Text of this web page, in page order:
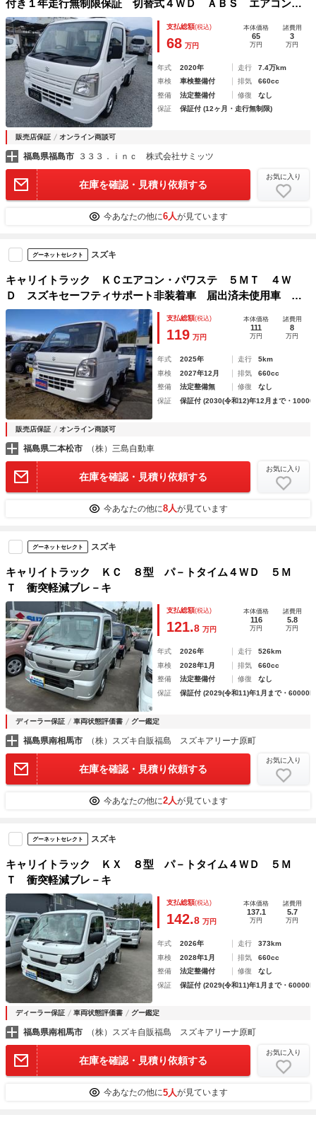
付き１年走行無制限保証 切替式４ＷＤ ＡＢＳ エアコン
パワステ ＥＴＣ Ｗエアバック ヘッドライトレベライザ
ー ５速マニュアル １２Ｖ１２０Ｗシガーソケット 荷台ゴ
ムマット ラジオ
支払総額(税込)
68 万円
本体価格
65
万円
諸費用
3
万円
年式 2020年 走行
7.4万km
車検
車検整備付 排気
660cc
整備
法定整備付 修復
なし
保証
保証付 (12ヶ月・走行無制限)
販売店保証 オンライン商談可
福島県福島市 ３３３．ｉｎｃ 株式会社サミッツ
在庫を確認・見積り依頼する
お気に入り
今あなたの他に6人が見ています
グーネットセレクト スズキ
キャリイトラック ＫＣエアコン・パワステ ５ＭＴ ４Ｗ
Ｄ スズキセーフティサポート非装着車 届出済未使用車 パ
ワーウインドー キーレス リヤコーナーセンサー マニュア
ル（ＭＴ）５速 修復歴無し オートライト アイドリングス
トップ
支払総額(税込)
119 万円
本体価格
111
万円
諸費用
8
万円
年式 2025年 走行
5km
車検
2027年12月 排気
660cc
整備
法定整備無 修復
なし
保証
保証付 (2030(令和12)年12月まで・
販売店保証 オンライン商談可
福島県二本松市 （株）三島自動車
在庫を確認・見積り依頼する
お気に入り
今あなたの他に8人が見ています
グーネットセレクト スズキ
キャリイトラック ＫＣ ８型 パ－トタイム４ＷＤ ５Ｍ
Ｔ 衝突軽減ブレ－キ
支払総額(税込)
121.8 万円
本体価格
116
万円
諸費用
5.8
万円
年式 2026年 走行
526km
車検
2028年1月 排気
660cc
整備
法定整備付 修復
なし
保証
保証付 (2029(令和11)年1月まで・
ディーラー保証 車両状態評価書 グー鑑定
福島県南相馬市 （株）スズキ自販福島 スズキアリーナ原町
在庫を確認・見積り依頼する
お気に入り
今あなたの他に2人が見ています
グーネットセレクト スズキ
キャリイトラック ＫＸ ８型 パ－トタイム４ＷＤ ５Ｍ
Ｔ 衝突軽減ブレ－キ
支払総額(税込)
142.8 万円
本体価格
137.1
万円
諸費用
5.7
万円
年式 2026年 走行
373km
車検
2028年1月 排気
660cc
整備
法定整備付 修復
なし
保証
保証付 (2029(令和11)年1月まで・
ディーラー保証 車両状態評価書 グー鑑定
福島県南相馬市 （株）スズキ自販福島 スズキアリーナ原町
在庫を確認・見積り依頼する
お気に入り
今あなたの他に5人が見ています